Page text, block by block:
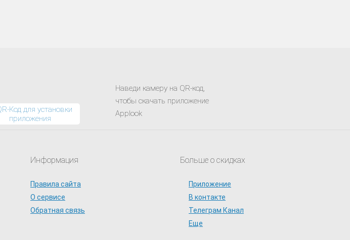
Наведи камеру на QR-код,
чтобы скачать приложение
Applook
Информация
Правила сайта
О сервисе
Обратная связь
Больше о скидках
Приложение
В контакте
Телеграм Канал
Еще